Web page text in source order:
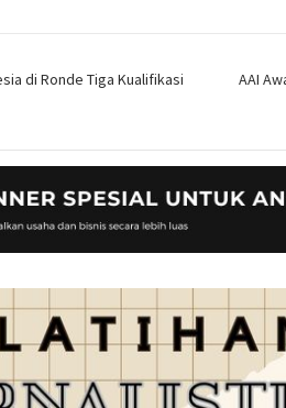
di Ronde Tiga Kualifikasi
AAI